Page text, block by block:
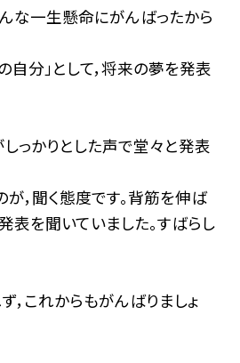
んな一生懸命にがんばったから
自分」として，将来の夢を発表
っかりとした声で堂々と発表
，聞く態度です。背筋を伸ば
表を聞いていました。すばらし
，これからもがんばりましょ